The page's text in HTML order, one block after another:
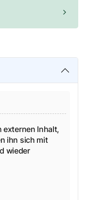
externen Inhalt,
ihn sich mit
wieder